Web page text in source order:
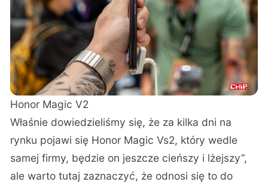
Honor Magic V2
Właśnie dowiedzieliśmy się, że za kilka dni na
rynku pojawi się Honor Magic Vs2, który wedle
samej firmy, będzie on jeszcze cieńszy i lżejszy”,
ale warto tutaj zaznaczyć, że odnosi się to do